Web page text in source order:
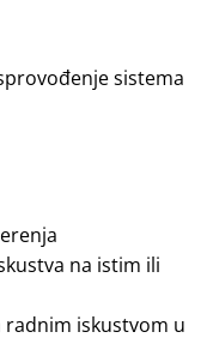
sistema
na istim ili
iskustvom u